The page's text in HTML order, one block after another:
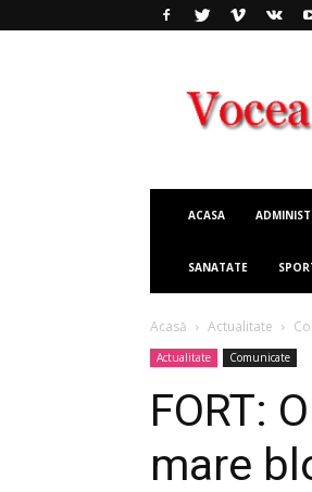
Olteniei
ACASA
SANATATE
Acasă Actualitate
Actualitate Comunicate
FORT:
mare